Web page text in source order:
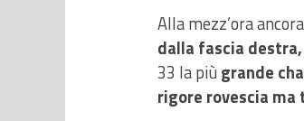
Alla mezz’ora ancora
dalla fascia
33 la più grande
rigore rovescia ma